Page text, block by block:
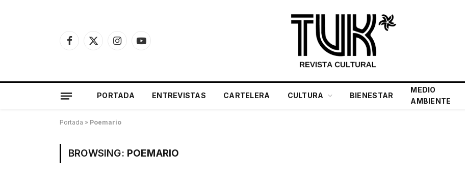
Facebook
X
InstagramYouTube
PORTADA ENTREVISTAS CARTELERA CULTURA BIENESTAR
MEDIO
AMBIENTE
Portada » Poemario
BROWSING: POEMARIO